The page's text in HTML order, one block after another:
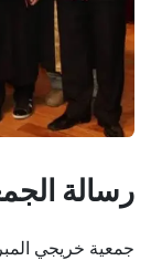
رسالة
جمعية خريجي